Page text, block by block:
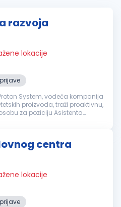
razvoja
lokacije
System, vodeća kompanija
proizvoda, traži proaktivnu,
za poziciju Asistenta
centra
lokacije